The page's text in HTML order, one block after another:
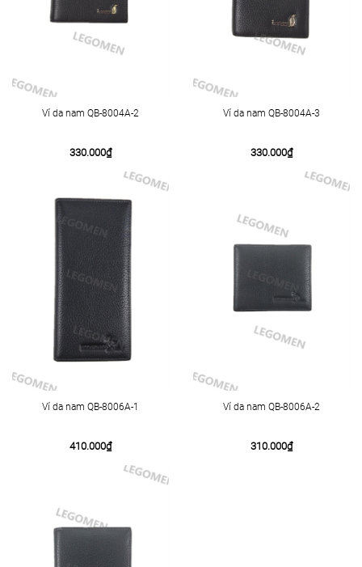
Ví da nam QB-8004A-2
330.000₫
Ví da nam QB-8004A-3
330.000₫
Ví da nam QB-8006A-1
410.000₫
Ví da nam QB-8006A-2
310.000₫